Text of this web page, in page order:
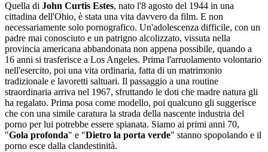
Quella di John Curtis Estes, nato l'8 agosto del 1944 in una
cittadina dell'Ohio, è stata una vita davvero da film. E non
necessariamente solo pornografico. Un'adolescenza difficile, con un
padre mai conosciuto e un patrigno alcolizzato, vissuta nella
provincia americana abbandonata non appena possibile, quando a
16 anni si trasferisce a Los Angeles. Prima l'arruolamento volontario
nell'esercito, poi una vita ordinaria, fatta di un matrimonio
tradizionale e lavoretti saltuari. Il passaggio a una routine
straordinaria arriva nel 1967, sfruttando le doti che madre natura gli
ha regalato. Prima posa come modello, poi qualcuno gli suggerisce
che con una simile caratura la strada della nascente industria del
porno per lui potrebbe essere spianata. Siamo ai primi anni 70,
"Gola profonda" e "Dietro la porta verde" stanno spopolando e il
porno esce dalla clandestinità.